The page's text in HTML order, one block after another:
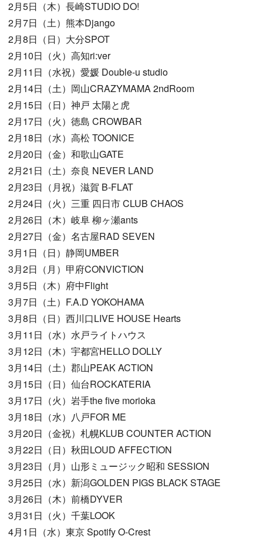
2月5日（木）長崎STUDIO DO!
2月7日（土）熊本Django
2月8日（日）大分SPOT
2月10日（火）高知ri:ver
2月11日（水祝）愛媛 Double-u studio
2月14日（土）岡山CRAZYMAMA 2ndRoom
2月15日（日）神戸 太陽と虎
2月17日（火）徳島 CROWBAR
2月18日（水）高松 TOONICE
2月20日（金）和歌山GATE
2月21日（土）奈良 NEVER LAND
2月23日（月祝）滋賀 B-FLAT
2月24日（火）三重 四日市 CLUB CHAOS
2月26日（木）岐阜 柳ヶ瀬ants
2月27日（金）名古屋RAD SEVEN
3月1日（日）静岡UMBER
3月2日（月）甲府CONVICTION
3月5日（木）府中Flight
3月7日（土）F.A.D YOKOHAMA
3月8日（日）西川口LIVE HOUSE Hearts
3月11日（水）水戸ライトハウス
3月12日（木）宇都宮HELLO DOLLY
3月14日（土）郡山PEAK ACTION
3月15日（日）仙台ROCKATERIA
3月17日（火）岩手the five morioka
3月18日（水）八戸FOR ME
3月20日（金祝）札幌KLUB COUNTER ACTION
3月22日（日）秋田LOUD AFFECTION
3月23日（月）山形ミュージック昭和 SESSION
3月25日（水）新潟GOLDEN PIGS BLACK STAGE
3月26日（木）前橋DYVER
3月31日（火）千葉LOOK
4月1日（水）東京 Spotify O-Crest